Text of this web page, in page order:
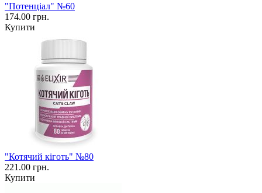
"Потенціал" №60
174.00 грн.
Купити
"Котячий кіготь" №80
221.00 грн.
Купити